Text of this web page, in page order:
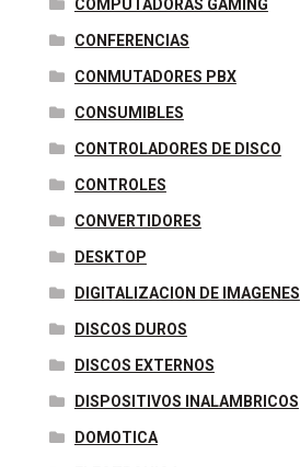
COMPUTADORAS GAMING
CONFERENCIAS
CONMUTADORES PBX
CONSUMIBLES
CONTROLADORES DE DISCO
CONTROLES
CONVERTIDORES
DESKTOP
DIGITALIZACION DE IMAGENES
DISCOS DUROS
DISCOS EXTERNOS
DISPOSITIVOS INALAMBRICOS
DOMOTICA